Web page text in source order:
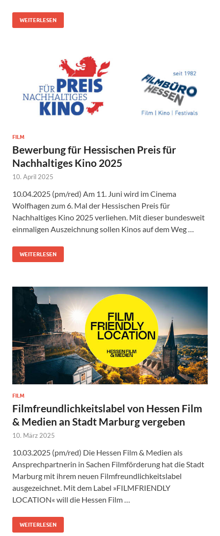
WEITERLESEN
FILM
Bewerbung für Hessischen Preis für
Nachhaltiges Kino 2025
10. April 2025
10.04.2025 (pm/red) Am 11. Juni wird im Cinema
Wolfhagen zum 6. Mal der Hessischen Preis für
Nachhaltiges Kino 2025 verliehen. Mit dieser bundesweit
einmaligen Auszeichnung sollen Kinos auf dem Weg …
WEITERLESEN
FILM
Filmfreundlichkeitslabel von Hessen Film
& Medien an Stadt Marburg vergeben
10. März 2025
10.03.2025 (pm/red) Die Hessen Film & Medien als
Ansprechpartnerin in Sachen Filmförderung hat die Stadt
Marburg mit ihrem neuen Filmfreundlichkeitslabel
ausgezeichnet. Mit dem Label »FILMFRIENDLY
LOCATION« will die Hessen Film …
WEITERLESEN